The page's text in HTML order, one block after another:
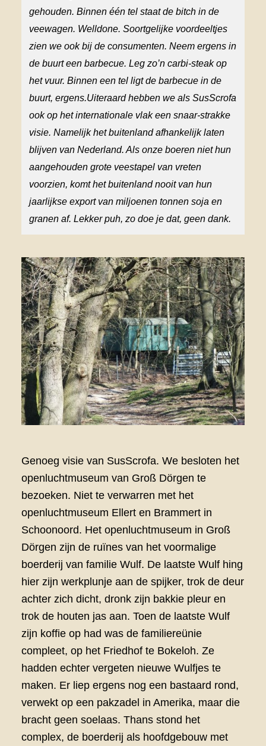
gehouden. Binnen één tel staat de bitch in de
veewagen. Welldone. Soortgelijke voordeeltjes
zien we ookbij de consumenten. Neem ergens in
de buurteen barbecue. Leg zo’n carbi-steak op
het vuur. Binnen een tel ligtde barbecue in de
buurt, ergens.Uiteraard hebben we als SusScrofa
ook op het internationale vlak een snaar-strakke
visie. Namelijk het buitenland afhankelijklaten
blijven van Nederland. Als onze boeren niet hun
aangehouden grote veestapel van vreten
voorzien, komt het buitenland nooit van hun
jaarlijkse export van miljoenen tonnen soja en
granen af. Lekker puh, zo doe je dat, geen dank.
Genoeg visie van SusScrofa. We besloten het
openluchtmuseum van Groß Dörgen te
bezoeken. Niet te verwarren met het
openluchtmuseum Ellert en Brammert in
Schoonoord. Het openluchtmuseum in Groß
Dörgen zijn de ruïnes van het voormalige
boerderij van familie Wulf. De laatste Wulf hing
hier zijn werkplunje aan de spijker, trok de deur
achter zich dicht, dronk zijn bakkie pleur en
trok de houten jas aan. Toen de laatste Wulf
zijn koffie op had was de familiereünie
compleet, op het Friedhof te Bokeloh. Ze
hadden echter vergeten nieuwe Wulfjes te
maken. Er liep ergens nog een bastaard rond,
verwekt op een pakzadel in Amerika, maar die
bracht geen soelaas. Thans stond het
complex, de boerderij als hoofdgebouw met